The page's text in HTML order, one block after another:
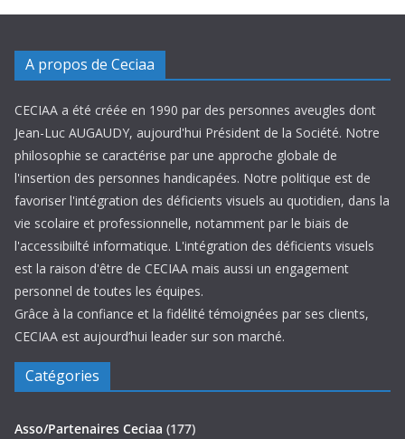
A propos de Ceciaa
CECIAA a été créée en 1990 par des personnes aveugles dont
Jean-Luc AUGAUDY, aujourd'hui Président de la Société. Notre
philosophie se caractérise par une approche globale de
l'insertion des personnes handicapées. Notre politique est de
favoriser l'intégration des déficients visuels au quotidien, dans la
vie scolaire et professionnelle, notamment par le biais de
l'accessibiilté informatique. L'intégration des déficients visuels
est la raison d'être de CECIAA mais aussi un engagement
personnel de toutes les équipes.
Grâce à la confiance et la fidélité témoignées par ses clients,
CECIAA est aujourd’hui leader sur son marché.
Catégories
Asso/Partenaires Ceciaa (177)